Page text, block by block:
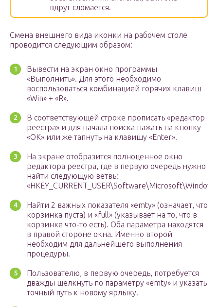
вдруг сломается.
Смена внешнего вида иконки на рабочем столе
проводится следующим образом:
Вывести на экран окно программы
«Выполнить». Для этого необходимо
воспользоваться комбинацией горячих клавиш
«Win» + «R».
В соответствующей строке прописать «редактор
реестра» и для начала поиска нажать на кнопку
«ОК» или же тапнуть на клавишу «Enter».
На экране отобразится полноценное окно
редактора реестра, где в первую очередь нужно
найти следующую ветвь:
Найти 2 важных показателя «emty» (означает, что
корзинка пуста) и «full» (указывает на то, что в
корзинке что-то есть). Оба параметра находятся
в правой стороне окна. Именно второй
необходим для дальнейшего выполнения
процедуры.
Пользователю, в первую очередь, потребуется
дважды щелкнуть по параметру «emty» и указать
точный путь к новому ярлыку.